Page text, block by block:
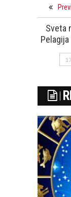
Sveta
Pelagija